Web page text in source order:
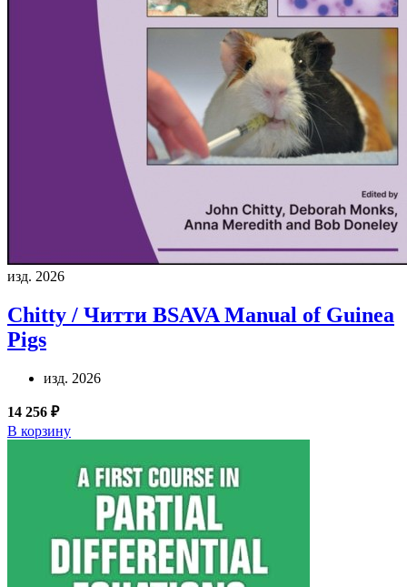
изд. 2026
Chitty / Читти BSAVA Manual of Guinea
Pigs
изд. 2026
14 256 ₽
В корзину